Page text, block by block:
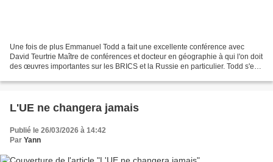
Une fois de plus Emmanuel Todd a fait une excellente conférence avec
David Teurtrie Maître de conférences et docteur en géographie à qui l'on doit
des œuvres importantes sur les BRICS et la Russie en particulier. Todd s'est
L'UE ne changera jamais
Publié le 26/03/2026 à 14:42
Par Yann